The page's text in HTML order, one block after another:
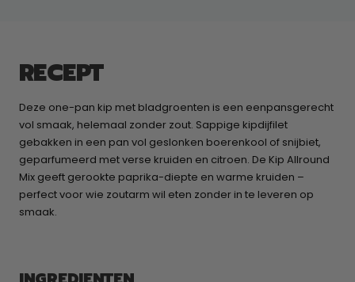
RECEPT
Deze one-pan kip met bladgroenten is een eenpansgerecht
vol smaak, helemaal zonder zout. Sappige kipdijfilet
gebakken in een pan vol geslonken boerenkool of snijbiet,
geparfumeerd met verse kruiden en citroen. De Kip Allround
Mix geeft gerookte paprika-diepte en warme kruiden –
perfect voor wie zoutarm wil eten zonder in te leveren op
smaak.